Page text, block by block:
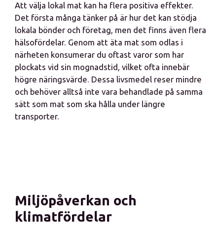
Att välja lokal mat kan ha flera positiva effekter.
Det första många tänker på är hur det kan stödja
lokala bönder och företag, men det finns även flera
hälsofördelar. Genom att äta mat som odlas i
närheten konsumerar du oftast varor som har
plockats vid sin mognadstid, vilket ofta innebär
högre näringsvärde. Dessa livsmedel reser mindre
och behöver alltså inte vara behandlade på samma
sätt som mat som ska hålla under längre
transporter.
Miljöpåverkan och
klimatfördelar